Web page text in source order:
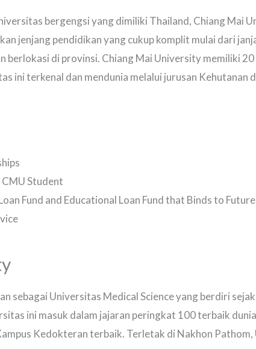
bergengsi yang dimiliki Thailand, Chiang Mai
jenjang pendidikan yang cukup komplit mulai dari
berlokasi di provinsi. Chiang Mai University memiliki
ini terkenal dan mendunia melalui jurusan Kehutanan
Student
Fund and Educational Loan Fund that Binds to
sebagai Universitas Medical Science yang berdiri
ini masuk dalam jajaran peringkat 100 terbaik
Kedokteran terbaik. Terletak di Nakhon